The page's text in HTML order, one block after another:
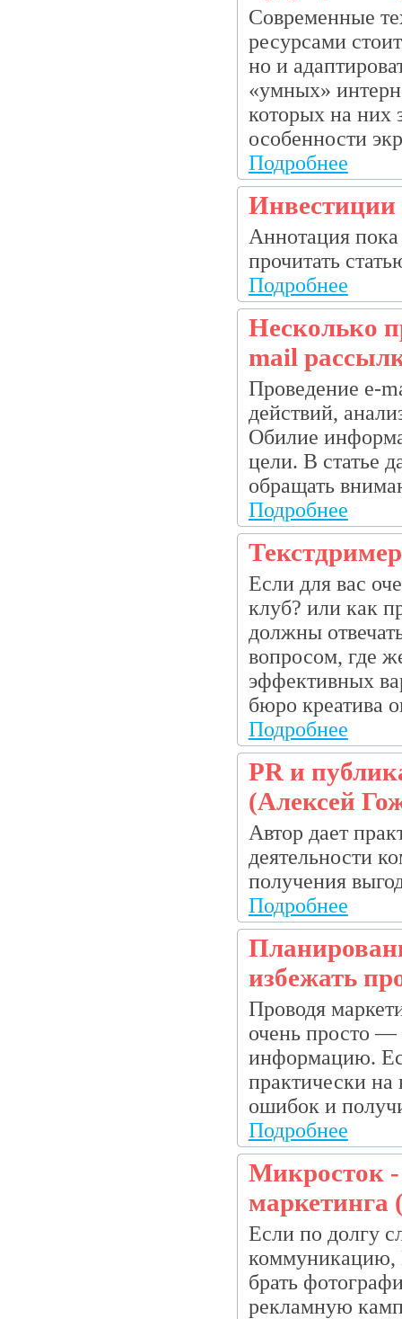
Современные
ресурсами
но и
«умных»
которых на них
особенности
Подробнее
Инвестиции
Аннотация
прочитать
Подробнее
Несколько
mail
Проведение е-
действий,
Обилие
цели. В статье
обращать
Подробнее
Если для вас
клуб? или как
должны
вопросом, где
эффективных
бюро креатива
Подробнее
PR и
(Алексей
Автор дает
деятельности
получения
Подробнее
избежать
Проводя
очень просто —
информацию.
практически на
ошибок и
Подробнее
Микросток
Если по долгу
коммуникацию,
брать
рекламную